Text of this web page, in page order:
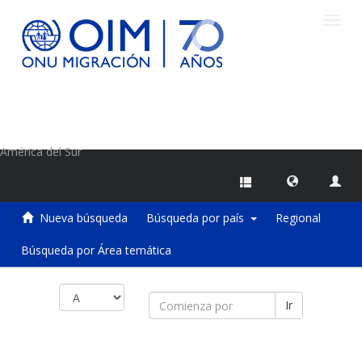
América del Sur
Nueva búsqueda Búsqueda por país Regional
Búsqueda por Área temática
Ir